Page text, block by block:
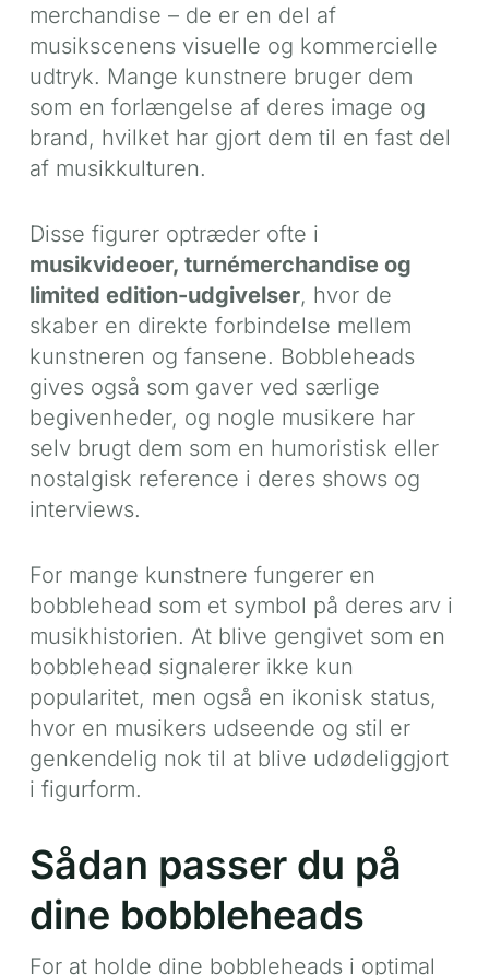
merchandise – de er en del af
musikscenens visuelle og kommercielle
udtryk. Mange kunstnere bruger dem
som en forlængelse af deres image og
brand, hvilket har gjort dem til en fast del
af musikkulturen.
Disse figurer optræder ofte i
musikvideoer, turnémerchandise og
limited edition-udgivelser, hvor de
skaber en direkte forbindelse mellem
kunstneren og fansene. Bobbleheads
gives også som gaver ved særlige
begivenheder, og nogle musikere har
selv brugt dem som en humoristisk eller
nostalgisk reference i deres shows og
interviews.
For mange kunstnere fungerer en
bobblehead som et symbol på deres arv i
musikhistorien. At blive gengivet som en
bobblehead signalerer ikke kun
popularitet, men også en ikonisk status,
hvor en musikers udseende og stil er
genkendelig nok til at blive udødeliggjort
i figurform.
Sådan passer du på
dine bobbleheads
For at holde dine bobbleheads i optimal